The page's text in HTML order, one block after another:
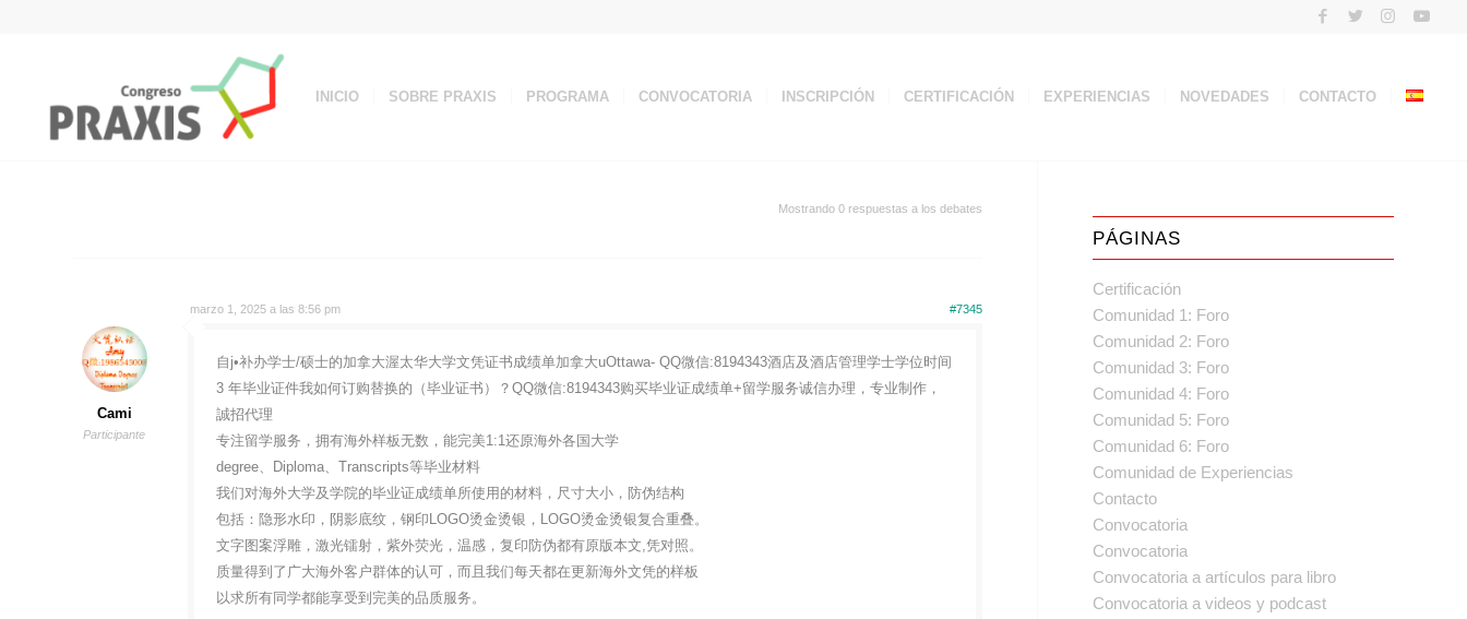
INICIO SOBRE PRAXIS PROGRAMA CONVOCATORIA INSCRIPCIÓN CERTIFICACIÓN EXPERIENCIAS NOVEDADES CONTACTO
Mostrando 0 respuestas a los debates
marzo 1, 2025 a las 8:56 pm #7345
Cami
Participante
自j•补办学士/硕士的加拿大渥太华大学文凭证书成绩单加拿大uOttawa- QQ微信:8194343酒店及酒店管理学士学位时间
3 年毕业证件我如何订购替换的（毕业证书）？QQ微信:8194343购买毕业证成绩单+留学服务诚信办理，专业制作，
誠招代理
专注留学服务，拥有海外样板无数，能完美1:1还原海外各国大学
degree、Diploma、Transcripts等毕业材料
我们对海外大学及学院的毕业证成绩单所使用的材料，尺寸大小，防伪结构
包括：隐形水印，阴影底纹，钢印LOGO烫金烫银，LOGO烫金烫银复合重叠。
文字图案浮雕，激光镭射，紫外荧光，温感，复印防伪都有原版本文,凭对照。
质量得到了广大海外客户群体的认可，而且我们每天都在更新海外文凭的样板
以求所有同学都能享受到完美的品质服务。
PÁGINAS
Certificación
Comunidad 1: Foro
Comunidad 2: Foro
Comunidad 3: Foro
Comunidad 4: Foro
Comunidad 5: Foro
Comunidad 6: Foro
Comunidad de Experiencias
Contacto
Convocatoria
Convocatoria
Convocatoria a artículos para libro
Convocatoria a videos y podcast